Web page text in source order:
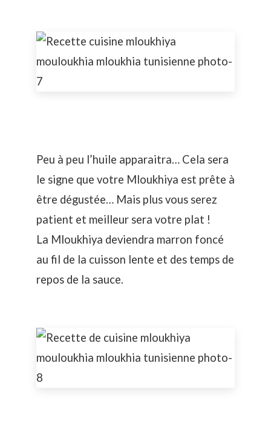
Peu à peu l’huile apparaitra… Cela sera
le signe que votre Mloukhiya est prête à
être dégustée… Mais plus vous serez
patient et meilleur sera votre plat !
La Mloukhiya deviendra marron foncé
au fil de la cuisson lente et des temps de
repos de la sauce.